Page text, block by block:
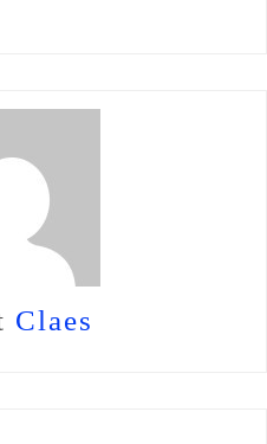
Claes